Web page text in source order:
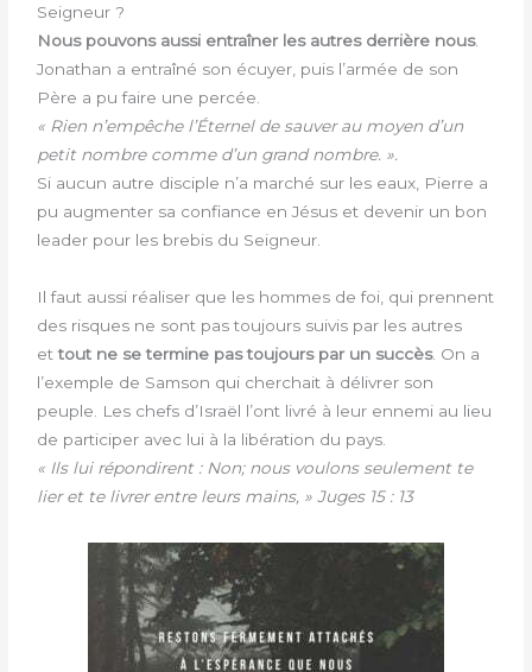
Seigneur ?
Nous pouvons aussi entraîner les autres derrière nous.
Jonathan a entraîné son écuyer, puis l’armée de son
Père a pu faire une percée.
« Rien n’empêche l’Éternel de sauver au moyen d’un
petit nombre comme d’un grand nombre. ».
Si aucun autre disciple n’a marché sur les eaux, Pierre a
pu augmenter sa confiance en Jésus et devenir un bon
leader pour les brebis du Seigneur.
Il faut aussi réaliser que les hommes de foi, qui prennent
des risques ne sont pas toujours suivis par les autres
ettout ne se termine pas toujours par un succès. On a
l’exemple de Samson qui cherchait à délivrer son
peuple. Les chefs d’Israël l’ont livré à leur ennemi au lieu
de participer avec lui à la libération du pays.
« Ils lui répondirent : Non; nous voulons seulement te
lier et te livrer entre leurs mains, » Juges 15 : 13